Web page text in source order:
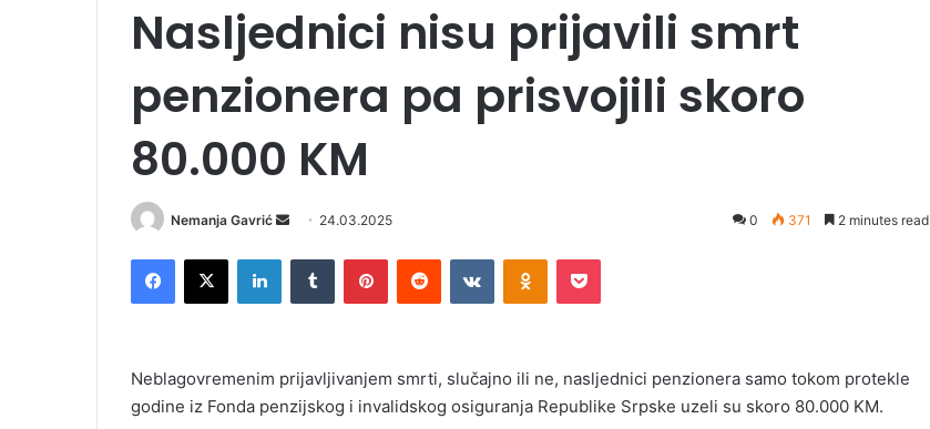
Nasljednici nisu prijavili smrt
penzionera pa prisvojili skoro
80.000 KM
Nemanja Gavrić
d
e
m
24.03.2025 0 371 2 minutes read
Neblagovremenim prijavljivanjem smrti, slučajno ili ne, nasljednici penzionera samo tokom protekle
godine iz Fonda penzijskog i invalidskog osiguranja Republike Srpske uzeli su skoro 80.000 KM.